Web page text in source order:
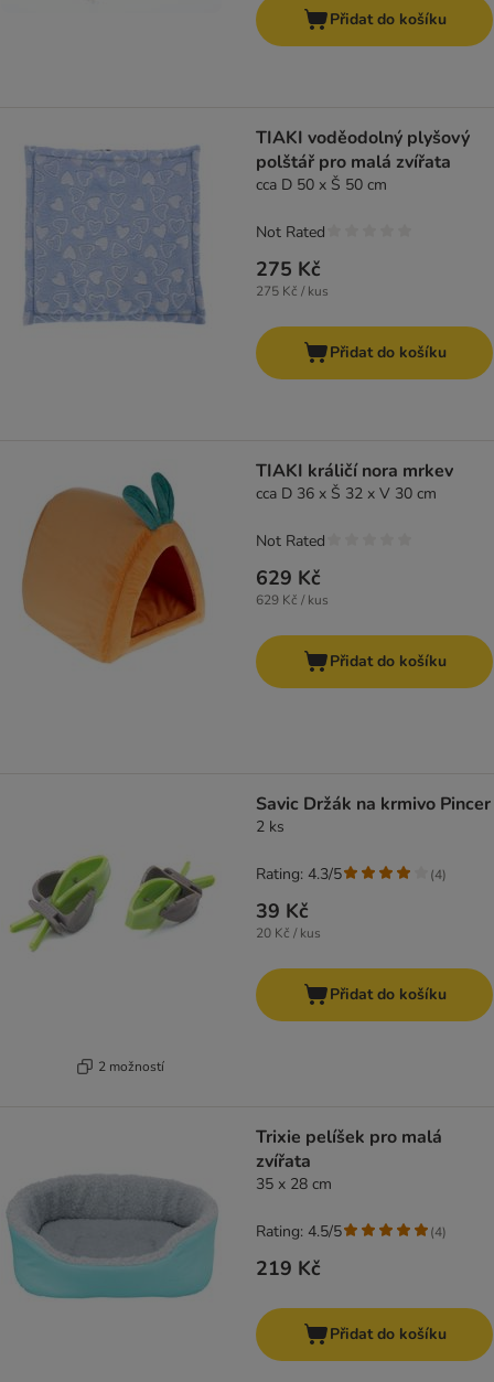
Přidat do košíku
TIAKI voděodolný plyšový
polštář pro malá zvířata
cca D 50 x Š 50 cm
275 Kč
275 Kč / kus
Not Rated
Přidat do košíku
TIAKI králičí nora mrkev
cca D 36 x Š 32 x V 30 cm
629 Kč
629 Kč / kus
Not Rated
Přidat do košíku
2 možností
Savic Držák na krmivo Pincer
2 ks
39 Kč
20 Kč / kus
Rating: 4.3/5 (4)
Přidat do košíku
Trixie pelíšek pro malá
zvířata
35 x 28 cm
219 Kč
Rating: 4.5/5 (4)
Přidat do košíku